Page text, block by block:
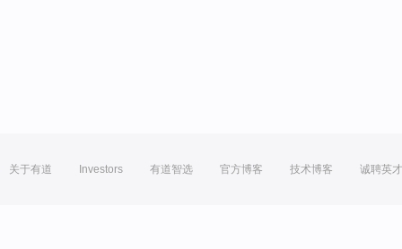
关于有道 Investors 有道智选 官方博客 技术博客 诚聘英才